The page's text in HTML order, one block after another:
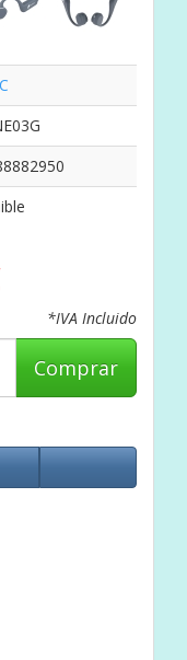
*IVA Incluido
Comprar